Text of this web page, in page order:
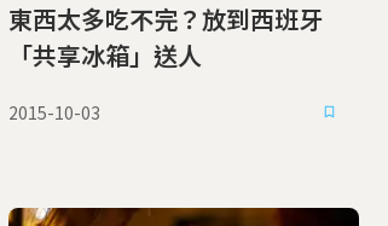
東西太多吃不完？放到西班牙
「共享冰箱」送人
2015-10-03